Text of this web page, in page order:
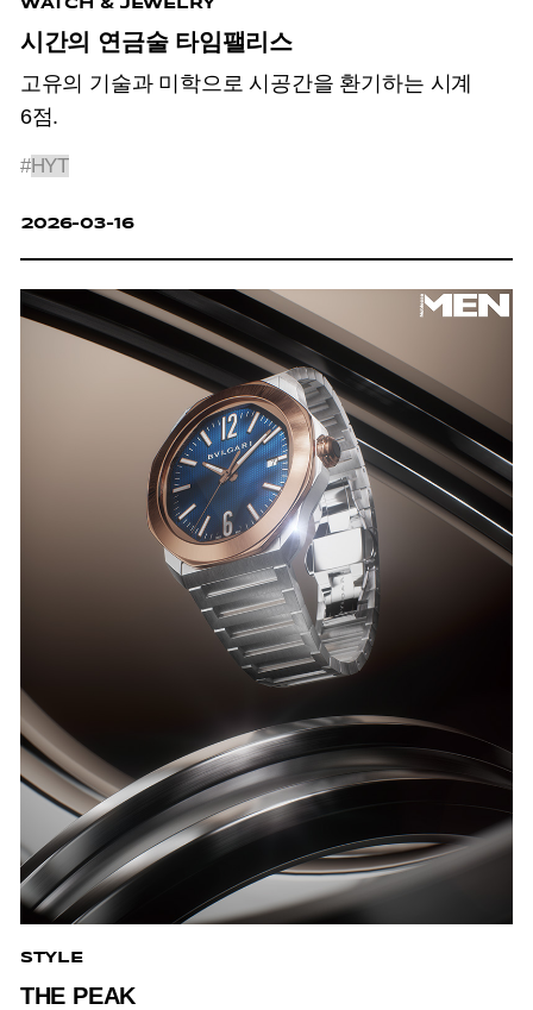
시간의 연금술 타임팰리스
고유의 기술과 미학으로 시공간을 환기하는 시계
6점.
#HYT
2026-03-16
STYLE
THE PEAK